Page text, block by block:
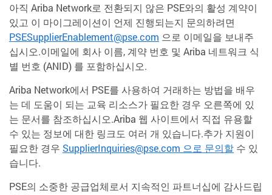
아직 Ariba Network로 전환되지 않은 PSE와의 활성 계약이
있고 이 마이그레이션이 언제 진행되는지 문의하려면
PSESupplierEnablement@pse.com 으로 이메일을 보내주
십시오.이메일에 회사 이름, 계약 번호 및 Ariba 네트워크 식
별 번호 (ANID) 를 포함하십시오.
Ariba Network에서 PSE를 사용하여 거래하는 방법을 배우
는 데 도움이 되는 교육 리소스가 필요한 경우 오른쪽에 있
는 문서를 참조하십시오.Ariba 웹 사이트에서 직접 유용할
수 있는 정보에 대한 링크도 여러 개 있습니다.추가 지원이
필요한 경우 SupplierInquiries@pse.com 으로 문의할 수 있
습니다.
PSE의 소중한 공급업체로서 지속적인 파트너십에 감사드립